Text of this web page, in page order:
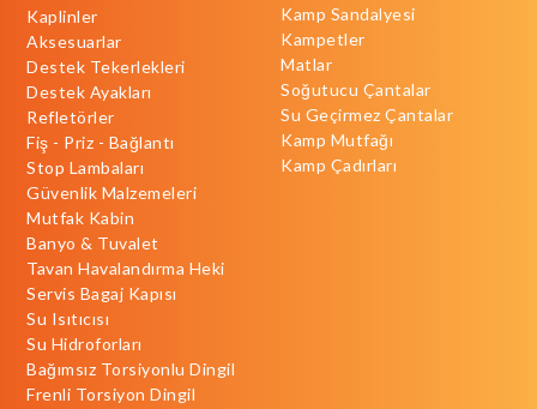
Kaplinler
Aksesuarlar
Destek Tekerlekleri
Destek Ayakları
Refletörler
Fiş - Priz - Bağlantı
Stop Lambaları
Güvenlik Malzemeleri
Mutfak Kabin
Banyo & Tuvalet
Tavan Havalandırma Heki
Servis Bagaj Kapısı
Su Isıtıcısı
Su Hidroforları
Bağımsız Torsiyonlu Dingil
Frenli Torsiyon Dingil
Kamp Sandalyesi
Kampetler
Matlar
Soğutucu Çantalar
Su Geçirmez Çantalar
Kamp Mutfağı
Kamp Çadırları